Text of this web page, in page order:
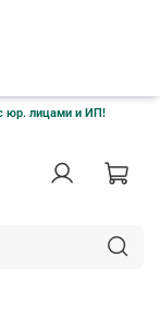
юр. лицами и ИП!